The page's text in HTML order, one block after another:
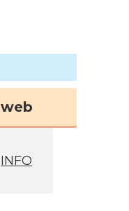
web
INFO